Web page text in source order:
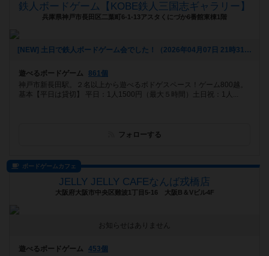
鉄人ボードゲーム【KOBE鉄人三国志ギャラリー】
兵庫県神戸市長田区二葉町6-1-13アスタくにづか6番館東棟1階
[NEW] 土日で鉄人ボードゲーム会でした！（2026年04月07日 21時31分）
遊べるボードゲーム
861個
神戸市新長田駅。２名以上から遊べるボドゲスペース！ゲーム800越。
基本【平日は貸切】 平日：1人1500円（最大５時間）土日祝：1人...
フォローする
ボードゲームカフェ
JELLY JELLY CAFEなんば戎橋店
大阪府大阪市中央区難波1丁目5-16 大阪B＆Vビル4F
お知らせはありません
遊べるボードゲーム
453個